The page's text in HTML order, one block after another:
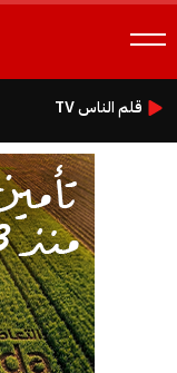
قلم الناس TV